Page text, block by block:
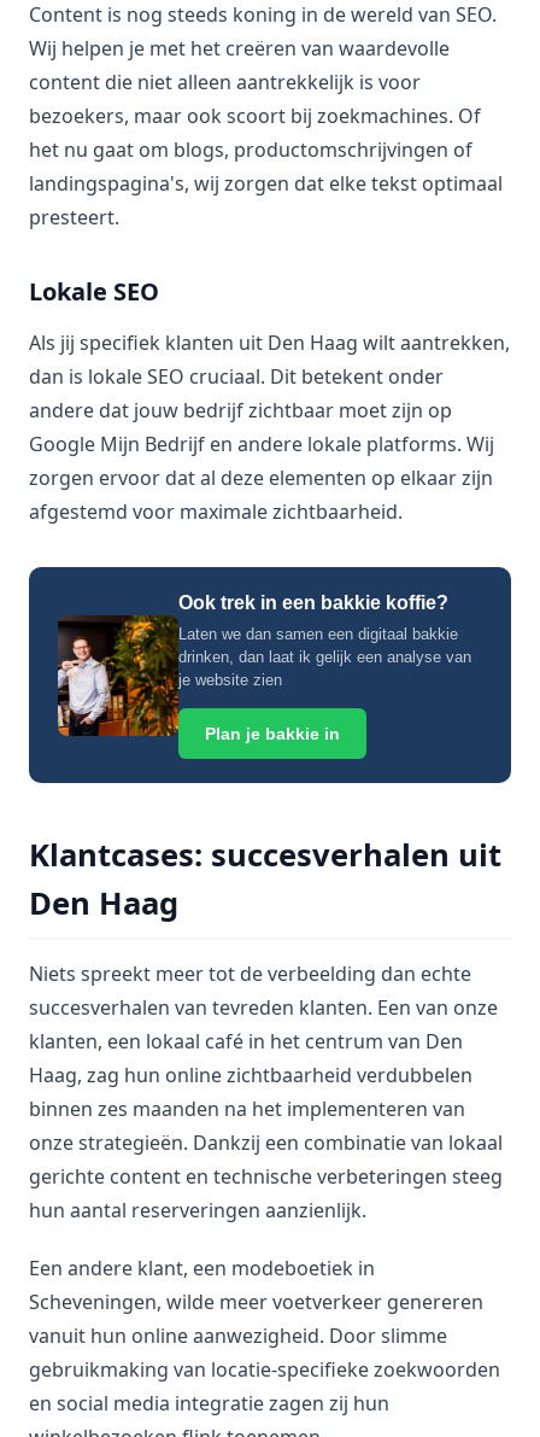
Content is nog steeds koning in de wereld van SEO.
Wij helpen je met het creëren van waardevolle
content die niet alleen aantrekkelijk is voor
bezoekers, maar ook scoort bij zoekmachines. Of
het nu gaat om blogs, productomschrijvingen of
landingspagina's, wij zorgen dat elke tekst optimaal
presteert.
Lokale SEO
Als jij specifiek klanten uit Den Haag wilt aantrekken,
dan is lokale SEO cruciaal. Dit betekent onder
andere dat jouw bedrijf zichtbaar moet zijn op
Google Mijn Bedrijf en andere lokale platforms. Wij
zorgen ervoor dat al deze elementen op elkaar zijn
afgestemd voor maximale zichtbaarheid.
Ook trek in een bakkie koffie?
Laten we dan samen een digitaal bakkie
drinken, dan laat ik gelijk een analyse van
je website zien
Plan je bakkie in
Klantcases: succesverhalen uit
Den Haag
Niets spreekt meer tot de verbeelding dan echte
succesverhalen van tevreden klanten. Een van onze
klanten, een lokaal café in het centrum van Den
Haag, zag hun online zichtbaarheid verdubbelen
binnen zes maanden na het implementeren van
onze strategieën. Dankzij een combinatie van lokaal
gerichte content en technische verbeteringen steeg
hun aantal reserveringen aanzienlijk.
Een andere klant, een modeboetiek in
Scheveningen, wilde meer voetverkeer genereren
vanuit hun online aanwezigheid. Door slimme
gebruikmaking van locatie-specifieke zoekwoorden
en social media integratie zagen zij hun